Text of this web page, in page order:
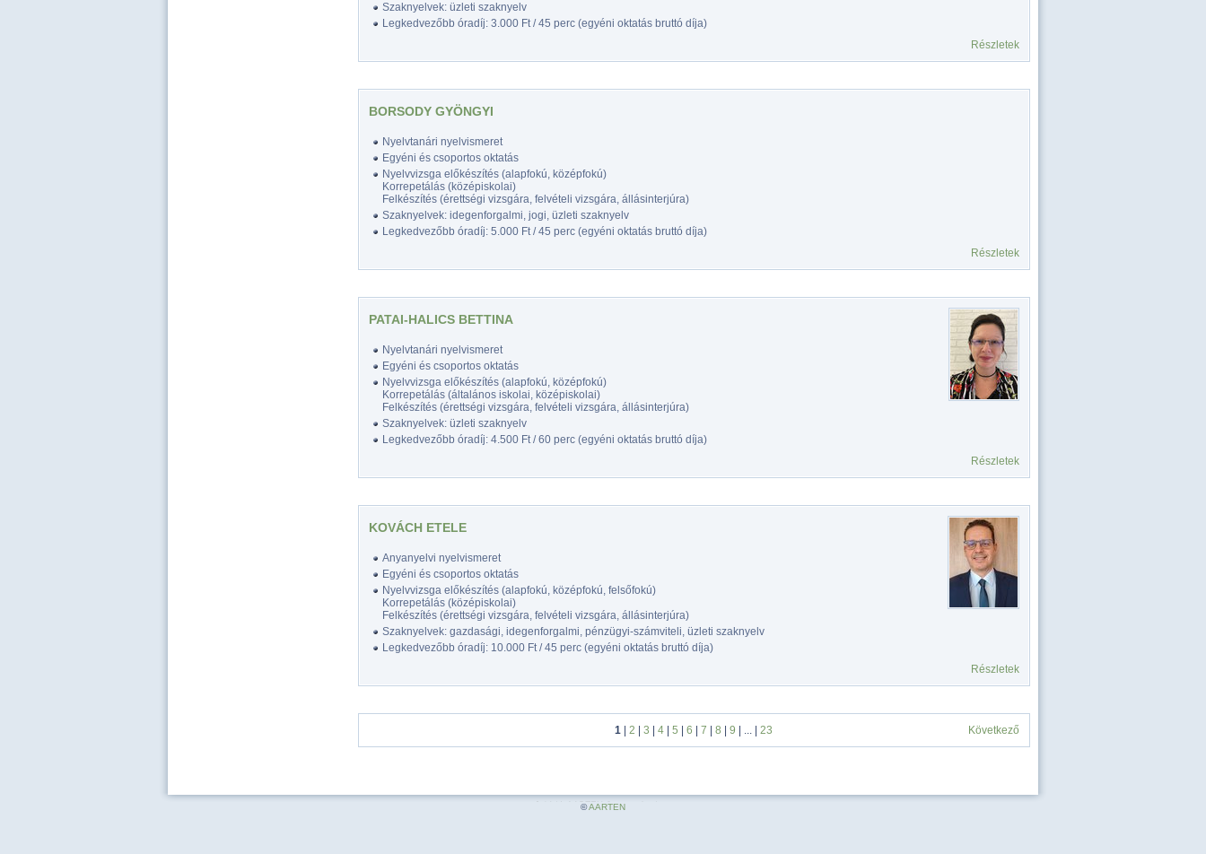
Szaknyelvek: üzleti szaknyelv
Legkedvezőbb óradíj: 3.000 Ft / 45 perc (egyéni oktatás bruttó díja)
Részletek
BORSODY GYÖNGYI
Nyelvtanári nyelvismeret
Egyéni és csoportos oktatás
Nyelvvizsga előkészítés (alapfokú, középfokú)
Korrepetálás (középiskolai)
Felkészítés (érettségi vizsgára, felvételi vizsgára, állásinterjúra)
Szaknyelvek: idegenforgalmi, jogi, üzleti szaknyelv
Legkedvezőbb óradíj: 5.000 Ft / 45 perc (egyéni oktatás bruttó díja)
Részletek
PATAI-HALICS BETTINA
Nyelvtanári nyelvismeret
Egyéni és csoportos oktatás
Nyelvvizsga előkészítés (alapfokú, középfokú)
Korrepetálás (általános iskolai, középiskolai)
Felkészítés (érettségi vizsgára, felvételi vizsgára, állásinterjúra)
Szaknyelvek: üzleti szaknyelv
Legkedvezőbb óradíj: 4.500 Ft / 60 perc (egyéni oktatás bruttó díja)
Részletek
KOVÁCH ETELE
Anyanyelvi nyelvismeret
Egyéni és csoportos oktatás
Nyelvvizsga előkészítés (alapfokú, középfokú, felsőfokú)
Korrepetálás (középiskolai)
Felkészítés (érettségi vizsgára, felvételi vizsgára, állásinterjúra)
Szaknyelvek: gazdasági, idegenforgalmi, pénzügyi-számviteli, üzleti szaknyelv
Legkedvezőbb óradíj: 10.000 Ft / 45 perc (egyéni oktatás bruttó díja)
Részletek
1 2 3 4 5 6 7 8 9 | ... | 23 Következő
©AARTEN